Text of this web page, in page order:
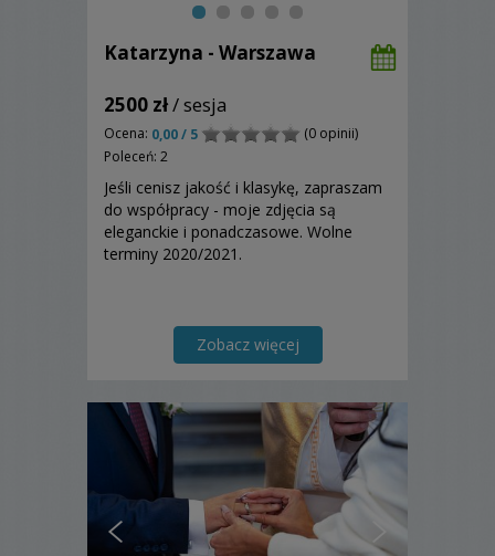
Katarzyna - Warszawa
2500 zł/ sesja
Ocena: 0,00 / 5
(0 opinii)
Poleceń: 2
Jeśli cenisz jakość i klasykę, zapraszam
do współpracy - moje zdjęcia są
eleganckie i ponadczasowe. Wolne
terminy 2020/2021.
Zobacz więcej